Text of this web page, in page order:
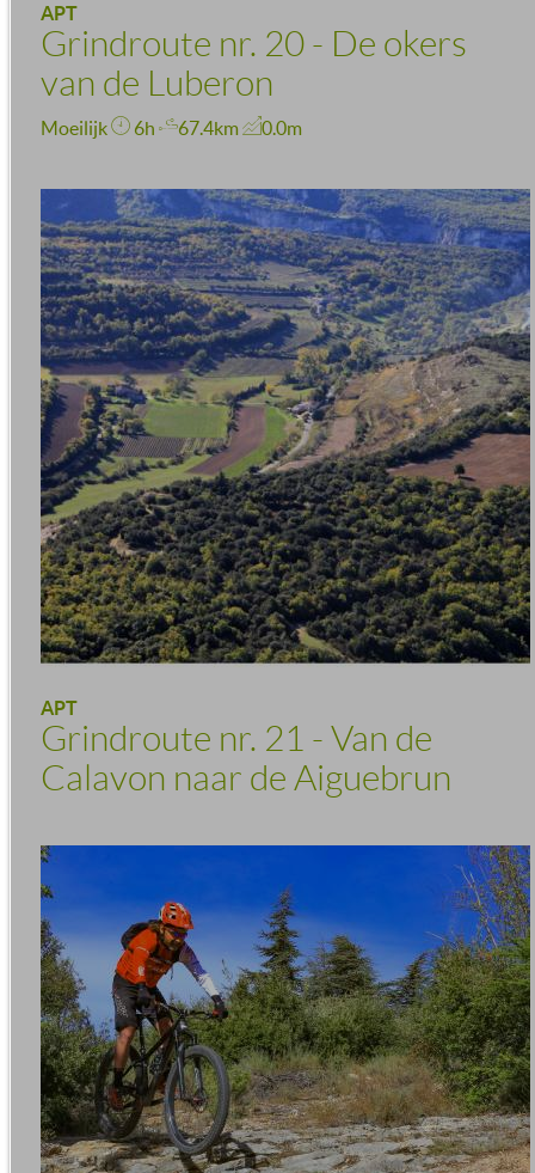
APT
Grindroute nr. 20 - De okers
van de Luberon
Moeilijk 6h 67.4km 0.0m
APT
Grindroute nr. 21 - Van de
Calavon naar de Aiguebrun